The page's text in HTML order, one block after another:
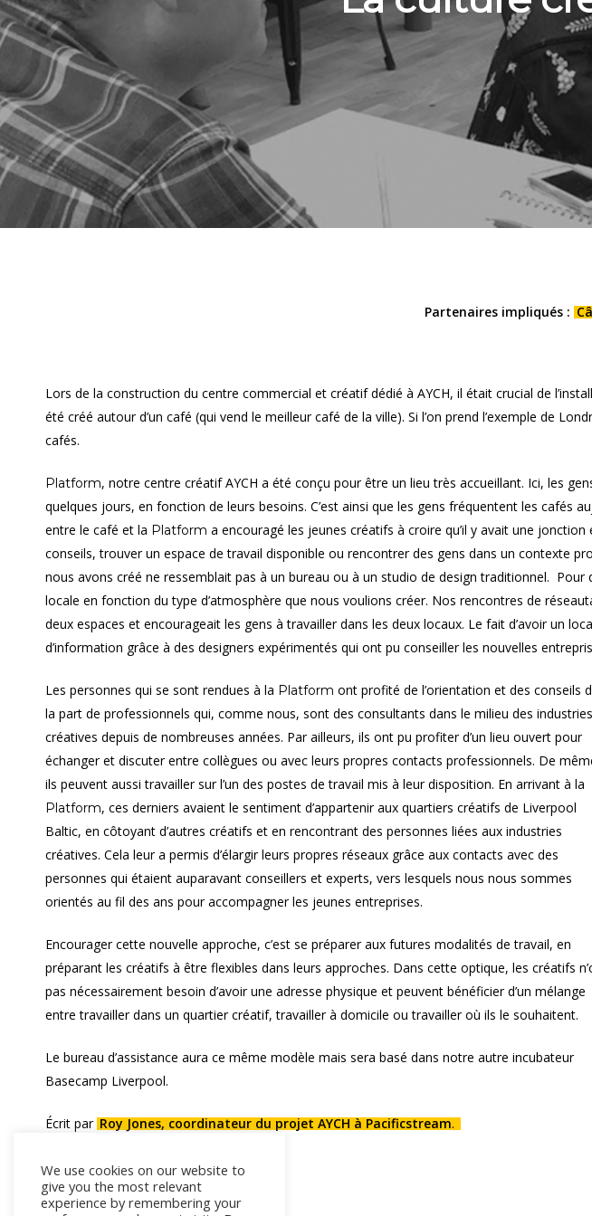
Partenaires impliqués :
Lors de la construction du centre commercial et créatif dédié à AYCH, il était crucial de
été créé autour d’un café (qui vend le meilleur café de la ville). Si l’on prend l’exemple de
cafés.
Platform, notre centre créatif AYCH a été conçu pour être un lieu très accueillant. Ici, les
quelques jours, en fonction de leurs besoins. C’est ainsi que les gens fréquentent les cafés
entre le café et la Platform a encouragé les jeunes créatifs à croire qu’il y avait une
conseils, trouver un espace de travail disponible ou rencontrer des gens dans un contexte
nous avons créé ne ressemblait pas à un bureau ou à un studio de design traditionnel. Pour
locale en fonction du type d’atmosphère que nous voulions créer. Nos rencontres de
deux espaces et encourageait les gens à travailler dans les deux locaux. Le fait d’avoir un
d’information grâce à des designers expérimentés qui ont pu conseiller les nouvelles
Les personnes qui se sont rendues à la Platform ont profité de l’orientation et des conseils
la part de professionnels qui, comme nous, sont des consultants dans le milieu des industries
créatives depuis de nombreuses années. Par ailleurs, ils ont pu profiter d’un lieu ouvert pour
échanger et discuter entre collègues ou avec leurs propres contacts professionnels. De
ils peuvent aussi travailler sur l’un des postes de travail mis à leur disposition. En arrivant à la
Platform, ces derniers avaient le sentiment d’appartenir aux quartiers créatifs de Liverpool
Baltic, en côtoyant d’autres créatifs et en rencontrant des personnes liées aux industries
créatives. Cela leur a permis d’élargir leurs propres réseaux grâce aux contacts avec des
personnes qui étaient auparavant conseillers et experts, vers lesquels nous nous sommes
orientés au fil des ans pour accompagner les jeunes entreprises.
Encourager cette nouvelle approche, c’est se préparer aux futures modalités de travail, en
préparant les créatifs à être flexibles dans leurs approches. Dans cette optique, les créatifs
pas nécessairement besoin d’avoir une adresse physique et peuvent bénéficier d’un mélange
entre travailler dans un quartier créatif, travailler à domicile ou travailler où ils le souhaitent.
Le bureau d’assistance aura ce même modèle mais sera basé dans notre autre incubateur
Basecamp Liverpool.
Écrit par Roy Jones, coordinateur du projet AYCH à Pacificstream.
We use cookies on our website to
give you the most relevant
experience by remembering your